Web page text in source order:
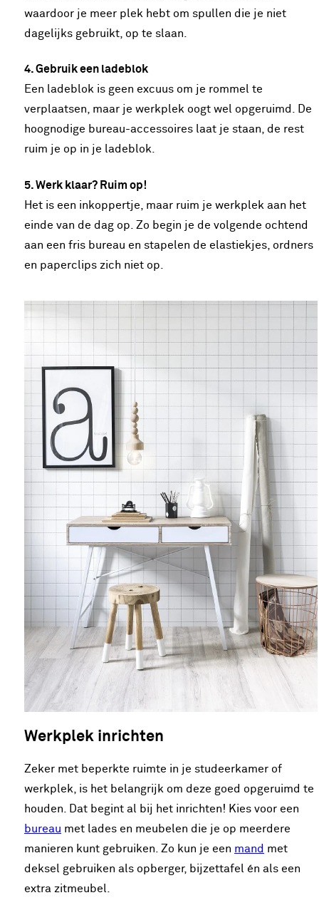
waardoor je meer plek hebt om spullen die je niet
dagelijks gebruikt, op te slaan.
4. Gebruik een ladeblok
Een ladeblok is geen excuus om je rommel te
verplaatsen, maar je werkplek oogt wel opgeruimd. De
hoognodige bureau-accessoires laat je staan, de rest
ruim je op in je ladeblok.
5. Werk klaar? Ruim op!
Het is een inkoppertje, maar ruim je werkplek aan het
einde van de dag op. Zo begin je de volgende ochtend
aan een fris bureau en stapelen de elastiekjes, ordners
en paperclips zich niet op.
Werkplek inrichten
Zeker met beperkte ruimte in je studeerkamer of
werkplek, is het belangrijk om deze goed opgeruimd te
houden. Dat begint al bij het inrichten! Kies voor een
bureau met lades en meubelen die je op meerdere
manieren kunt gebruiken. Zo kun je een mand met
deksel gebruiken als opberger, bijzettafel én als een
extra zitmeubel.